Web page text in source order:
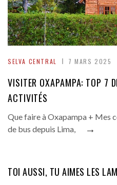
SELVA CENTRAL 7 MARS 2025
VISITER OXAPAMPA: TOP 7
ACTIVITÉS
Que faire à Oxapampa + Mes
de bus depuis Lima,
→
TOI AUSSI, TU AIMES LES